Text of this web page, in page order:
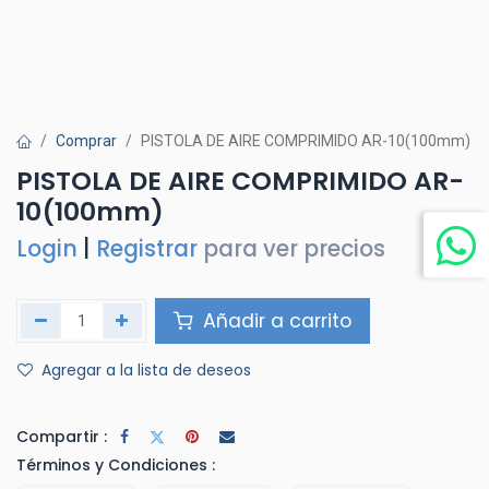
Comprar PISTOLA DE AIRE COMPRIMIDO AR-10(100mm)
PISTOLA DE AIRE COMPRIMIDO AR-
10(100mm)
Login Registrar para ver precios
Añadir a carrito
Agregar a la lista de deseos
Compartir :
Términos y Condiciones :